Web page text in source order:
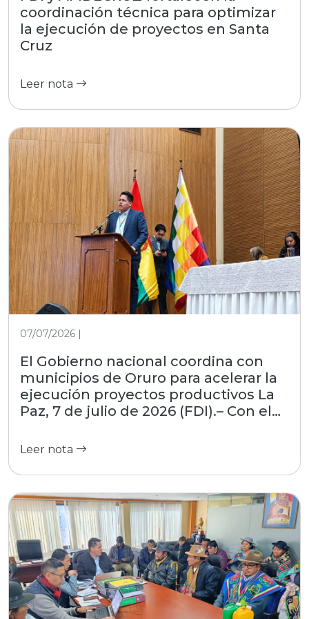
coordinación técnica para optimizar
la ejecución de proyectos en Santa
Cruz
Leer nota
07/07/2026 |
El Gobierno nacional coordina con
municipios de Oruro para acelerar la
ejecución proyectos productivos La
Paz, 7 de julio de 2026 (FDI).– Con el
las regiones, el Fondo de Desarrollo
del Ministerio de Desarrollo
Productivo, Rural y Agua, participó
este martes en el encuentro
interinstitucional convocado por la
Asociación de Municipios del
Departamento de Oruro (AMDEOR).
El evento, desarrollado en la Casa
Grande del Pueblo, reunió a alcaldes
locales y autoridades del nivel central
Leer nota